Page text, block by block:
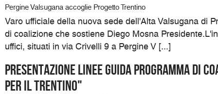
Pergine Valsugana accoglie Progetto Trentino
Varo ufficiale della nuova sede dell'Alta Valsugana di
di coalizione che sostiene Diego Mosna
uffici, situati in via Crivelli 9 a Pergine V [...]
Presentazione linee guida programma di
per il Trentino"